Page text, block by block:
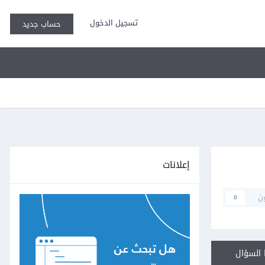
تسجيل الدخول حساب جديد
0
إعلانات